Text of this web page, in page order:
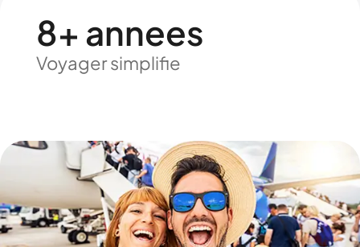
8+ annees
Voyager simplifie